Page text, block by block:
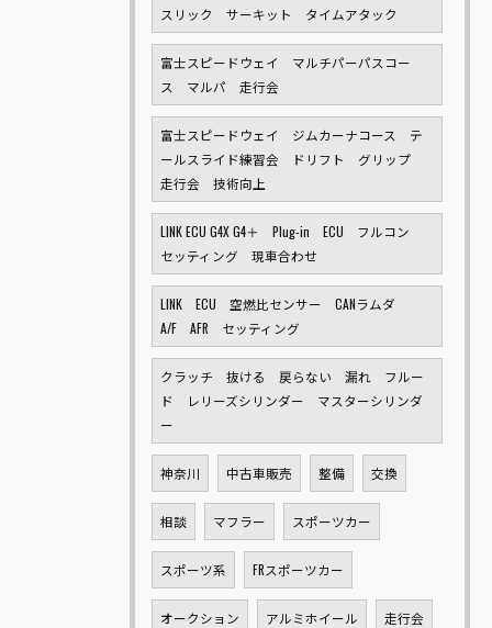
スリック サーキット タイムアタック
富士スピードウェイ マルチパーパスコー
ス マルパ 走行会
富士スピードウェイ ジムカーナコース テ
ールスライド練習会 ドリフト グリップ
走行会 技術向上
LINK ECU G4X G4＋ Plug-in ECU フルコン
セッティング 現車合わせ
LINK ECU 空燃比センサー CANラムダ
A/F AFR セッティング
クラッチ 抜ける 戻らない 漏れ フルー
ド レリーズシリンダー マスターシリンダ
ー
神奈川 中古車販売 整備 交換
相談 マフラー スポーツカー
スポーツ系 FRスポーツカー
オークション アルミホイール 走行会